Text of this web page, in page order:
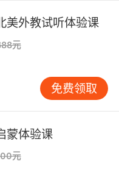
美外教试听体验课
元
免费领取
蒙体验课
元